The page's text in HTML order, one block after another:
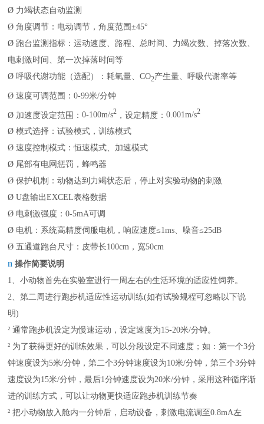
Ø 力竭状态自动监测
Ø角度调节：电动调节，角度范围±45°
Ø 跑台监测指标：运动速度、路程、总时间、力竭次数、掉落次数、
电刺激时间、第一次掉落时间等
Ø 呼吸代谢功能（选配）：耗氧量、CO2产生量、呼吸代谢率等
Ø速度可调范围：0-99米/分钟
Ø 加速度设定范围：0-100m/s2 ，设定精度：0.001m/s2
Ø模式选择：试验模式，训练模式
Ø速度控制模式：恒速模式、加速模式
Ø 尾部有电网惩罚，蜂鸣器
Ø保护机制：动物达到力竭状态后，停止对实验动物的刺激
ØU盘输出EXCEL表格数据
Ø 电刺激强度：0-5mA可调
Ø 电机：系统高精度伺服电机，响应速度≤1ms、噪音≤25dB
Ø 五通道跑台尺寸 ：皮带长100cm ，宽50cm
n操作简要说明
1、小动物首先在实验室进行一周左右的生活环境的适应性饲养。
2、第二周进行跑步机适应性运动训练(如有试验规程可忽略以下说
明)
²通常跑步机设定为慢速运动 ，设定速度为15-20米/分钟。
² 为了获得更好的训练效果，可以分段设定不同速度；如：第一个3分
钟速度设为5米/分钟，第二个3分钟速度设为10米/分钟，第三个3分钟
速度设为15米/分钟，最后1分钟速度设为20米/分钟，采用这种循序渐
进的训练方式，可以让动物更快适应跑步机训练节奏
²把小动物放入舱内一分钟后 ， 启动设备 ，刺激电流调至0.8mA左